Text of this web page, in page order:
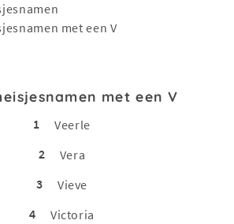
met een V
met een V
1
Veerle
2
Vera
3
Vieve
4
Victoria